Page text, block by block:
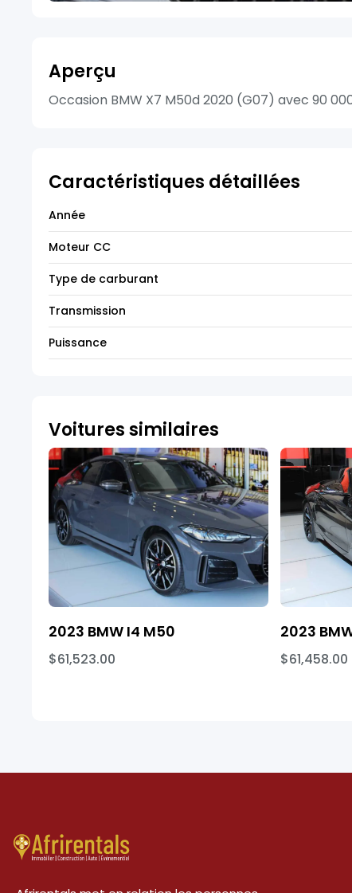
Aperçu
Occasion BMW X7 M50d 2020 (G07) avec 90
Caractéristiques détaillées
Année
Moteur CC
Type de carburant
Transmission
Puissance
Voitures similaires
2023 BMW I4 M50
$61,523.00
2023
$61,458.00